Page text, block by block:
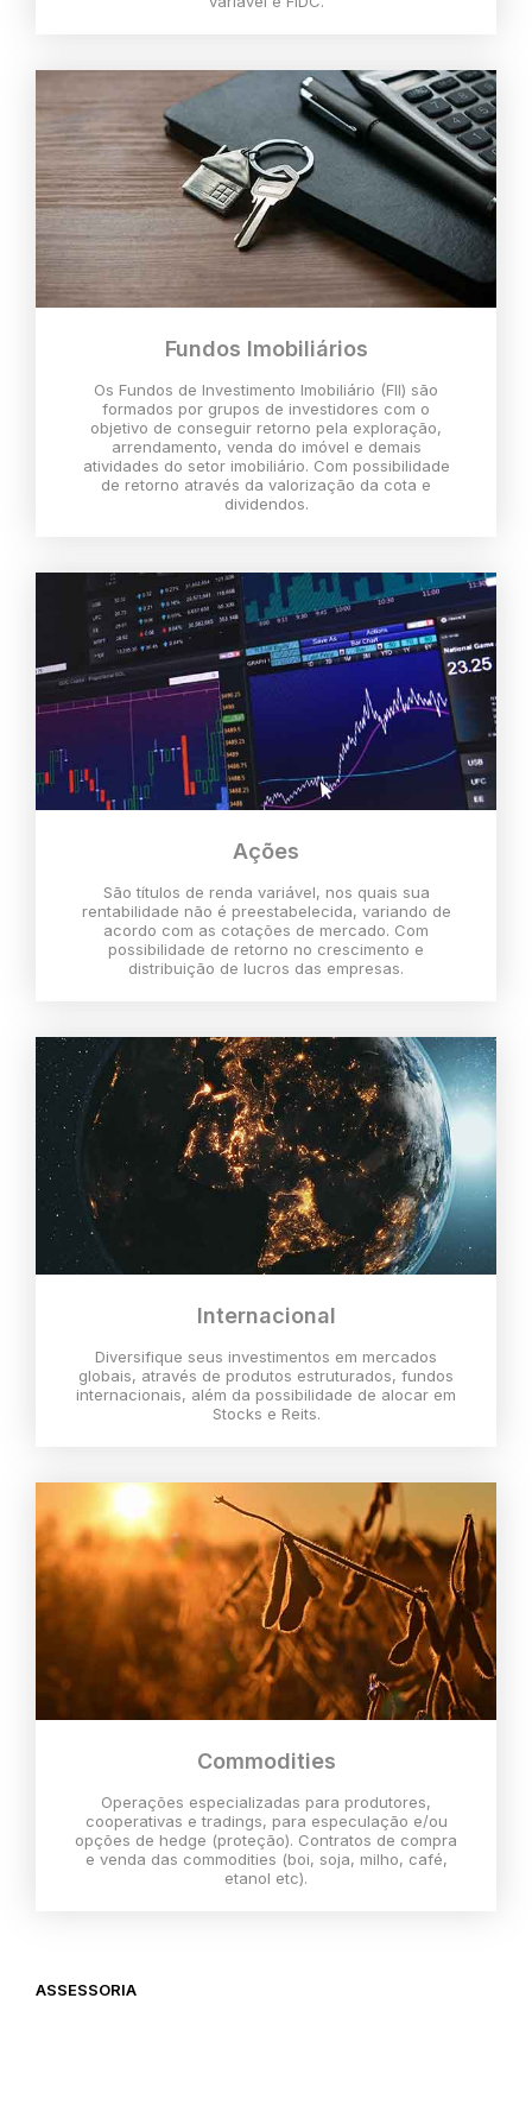
Fundos Imobiliários
Os Fundos de Investimento Imobiliário (FII) são
formados por grupos de investidores com o
objetivo de conseguir retorno pela exploração,
arrendamento, venda do imóvel e demais
atividades do setor imobiliário. Com possibilidade
de retorno através da valorização da cota e
dividendos.
Ações
São títulos de renda variável, nos quais sua
rentabilidade não é preestabelecida, variando de
acordo com as cotações de mercado. Com
possibilidade de retorno no crescimento e
distribuição de lucros das empresas.
Internacional
Diversifique seus investimentos em mercados
globais, através de produtos estruturados, fundos
internacionais, além da possibilidade de alocar em
Stocks e Reits.
Commodities
Operações especializadas para produtores,
cooperativas e tradings, para especulação e/ou
opções de hedge (proteção). Contratos de compra
e venda das commodities (boi, soja, milho, café,
etanol etc).
ASSESSORIA